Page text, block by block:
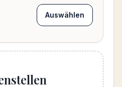
Auswählen